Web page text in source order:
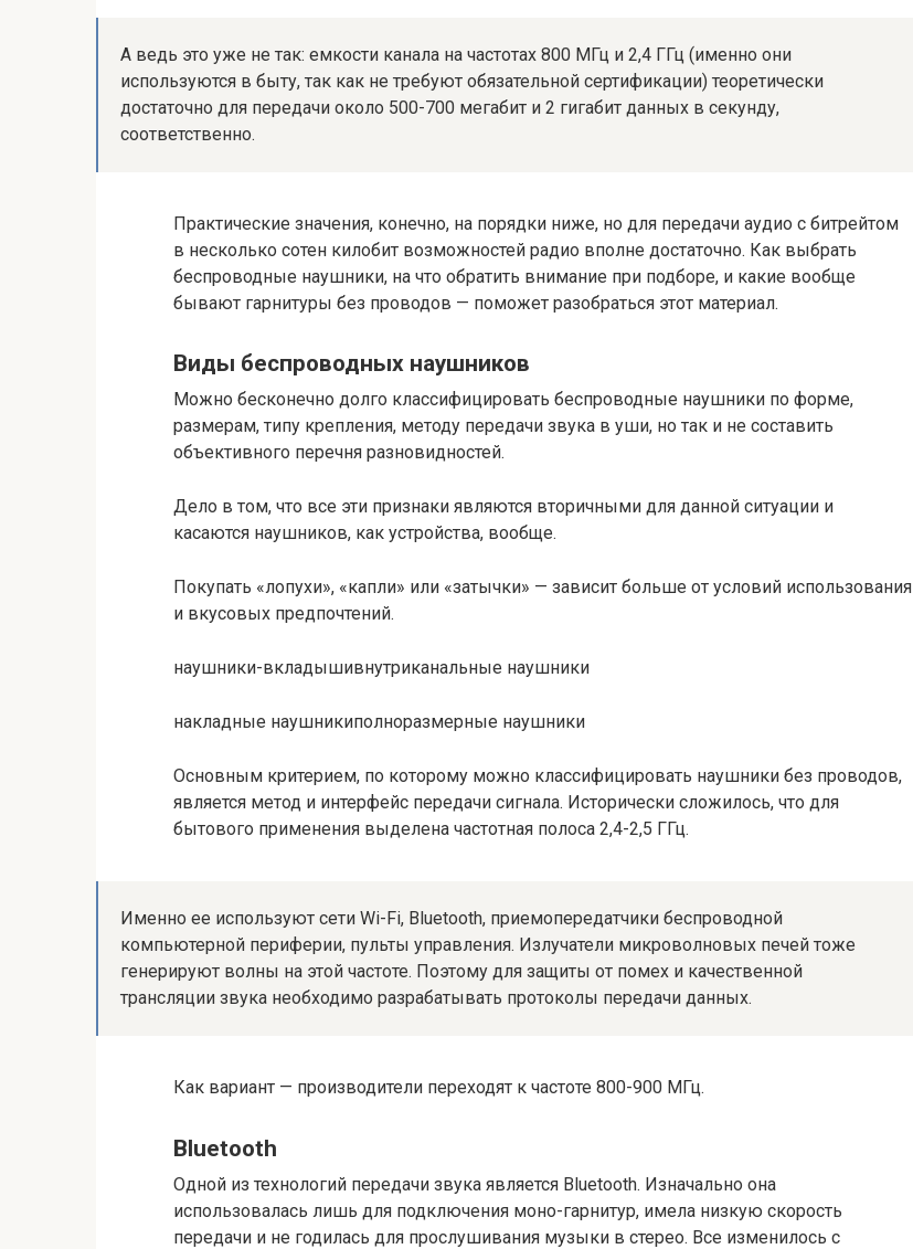
А ведь это уже не так: емкости канала на частотах 800 МГц и 2,4 ГГц (именно они
используются в быту, так как не требуют обязательной сертификации) теоретически
достаточно для передачи около 500-700 мегабит и 2 гигабит данных в секунду,
соответственно.
Практические значения, конечно, на порядки ниже, но для передачи аудио с битрейтом
в несколько сотен килобит возможностей радио вполне достаточно. Как выбрать
беспроводные наушники, на что обратить внимание при подборе, и какие вообще
бывают гарнитуры без проводов — поможет разобраться этот материал.
Виды беспроводных наушников
Можно бесконечно долго классифицировать беспроводные наушники по форме,
размерам, типу крепления, методу передачи звука в уши, но так и не составить
объективного перечня разновидностей.
Дело в том, что все эти признаки являются вторичными для данной ситуации и
касаются наушников, как устройства, вообще.
Покупать «лопухи», «капли» или «затычки» — зависит больше от условий использования
и вкусовых предпочтений.
наушники-вкладышивнутриканальные наушники
накладные наушникиполноразмерные наушники
Основным критерием, по которому можно классифицировать наушники без проводов,
является метод и интерфейс передачи сигнала. Исторически сложилось, что для
бытового применения выделена частотная полоса 2,4-2,5 ГГц.
Именно ее используют сети Wi-Fi, Bluetooth, приемопередатчики беспроводной
компьютерной периферии, пульты управления. Излучатели микроволновых печей тоже
генерируют волны на этой частоте. Поэтому для защиты от помех и качественной
трансляции звука необходимо разрабатывать протоколы передачи данных.
Как вариант — производители переходят к частоте 800-900 МГц.
Bluetooth
Одной из технологий передачи звука является Bluetooth. Изначально она
использовалась лишь для подключения моно-гарнитур, имела низкую скорость
передачи и не годилась для прослушивания музыки в стерео. Все изменилось с